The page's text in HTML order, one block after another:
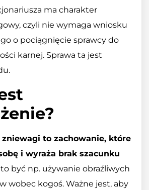
ma charakter
czyli nie wymaga wniosku
o pociągnięcie sprawcy do
karnej. Sprawa ta jest
to zachowanie, które
i wyraża brak szacunku
być np. używanie obraźliwych
wobec kogoś. Ważne jest, aby